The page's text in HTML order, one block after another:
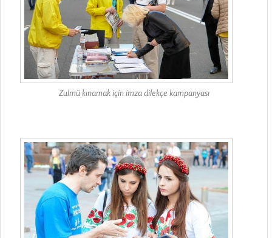
Zulmü kınamak için imza dilekçe kampanyası